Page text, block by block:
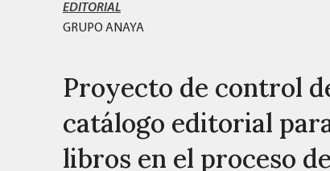
EDITORIAL
GRUPO ANAYA
Proyecto de control
catálogo editorial
libros en el proceso